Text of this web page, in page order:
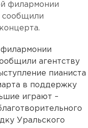
филармонии
сообщили
агентству
пианиста
в поддержку
играют –
Уральского